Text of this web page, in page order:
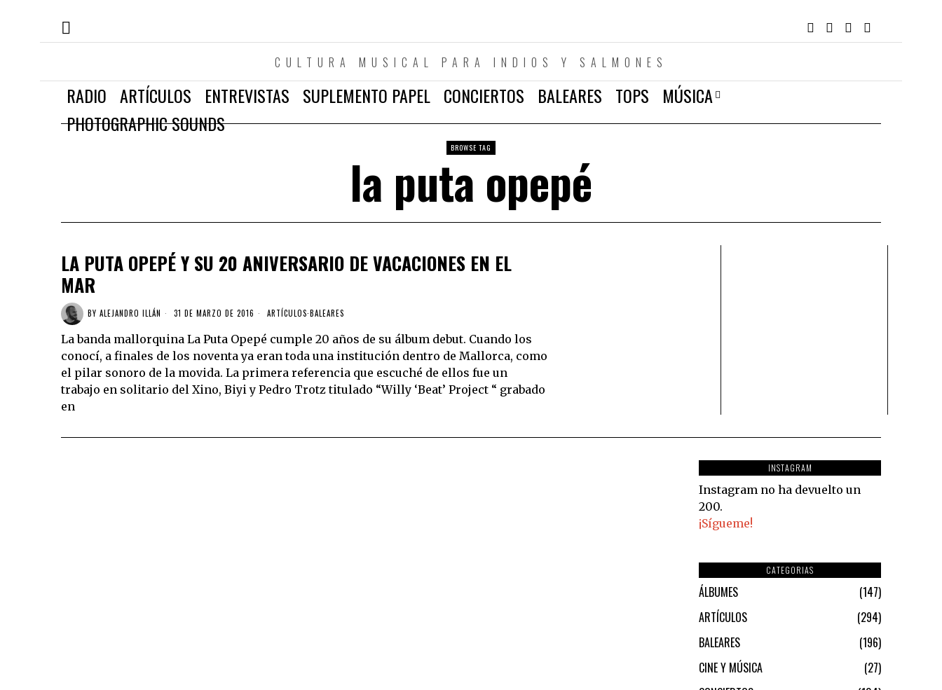
CULTURA MUSICAL PARA INDIOS Y SALMONES
RADIO ARTÍCULOS ENTREVISTAS SUPLEMENTO PAPEL CONCIERTOS BALEARES TOPS
MÚSICA
PHOTOGRAPHIC SOUNDS
BROWSE TAG
la puta opepé
LA PUTA OPEPÉ Y SU 20 ANIVERSARIO DE VACACIONES EN EL
MAR
BY ALEJANDRO ILLÁN 31 DE MARZO DE 2016 ARTÍCULOS·BALEARES
La banda mallorquina La Puta Opepé cumple 20 años de su álbum debut. Cuando los
conocí, a finales de los noventa ya eran toda una institución dentro de Mallorca, como
el pilar sonoro de la movida. La primera referencia que escuché de ellos fue un
trabajo en solitario del Xino, Biyi y Pedro Trotz titulado “Willy ‘Beat’ Project “ grabado
en
INSTAGRAM
Instagram no ha devuelto un
200.
¡Sígueme!
CATEGORIAS
ÁLBUMES
147
ARTÍCULOS
294
BALEARES
196
CINE Y MÚSICA
27